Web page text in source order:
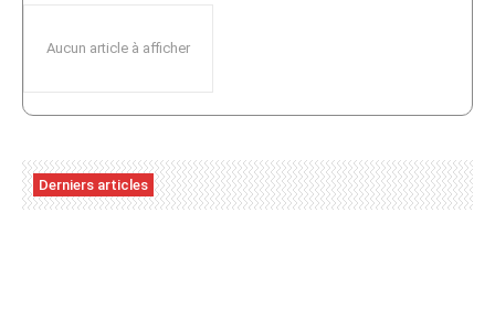
Aucun article à afficher
Derniers articles